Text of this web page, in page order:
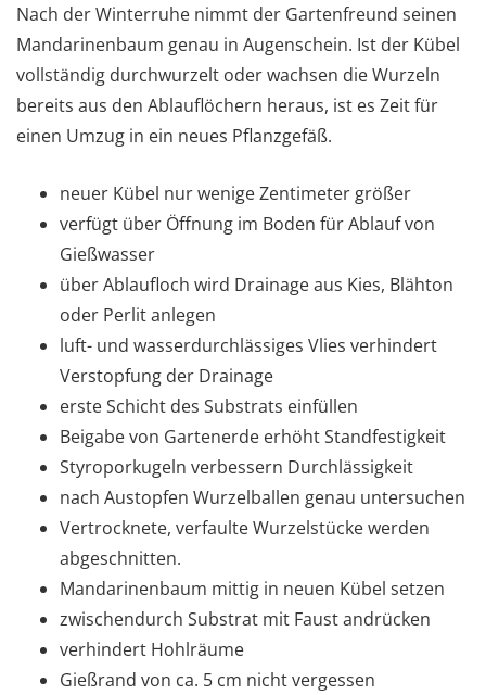
Nach der Winterruhe nimmt der Gartenfreund seinen
Mandarinenbaum genau in Augenschein. Ist der Kübel
vollständig durchwurzelt oder wachsen die Wurzeln
bereits aus den Ablauflöchern heraus, ist es Zeit für
einen Umzug in ein neues Pflanzgefäß.
neuer Kübel nur wenige Zentimeter größer
verfügt über Öffnung im Boden für Ablauf von
Gießwasser
über Ablaufloch wird Drainage aus Kies, Blähton
oder Perlit anlegen
luft- und wasserdurchlässiges Vlies verhindert
Verstopfung der Drainage
erste Schicht des Substrats einfüllen
Beigabe von Gartenerde erhöht Standfestigkeit
Styroporkugeln verbessern Durchlässigkeit
nach Austopfen Wurzelballen genau untersuchen
Vertrocknete, verfaulte Wurzelstücke werden
abgeschnitten.
Mandarinenbaum mittig in neuen Kübel setzen
zwischendurch Substrat mit Faust andrücken
verhindert Hohlräume
Gießrand von ca. 5 cm nicht vergessen